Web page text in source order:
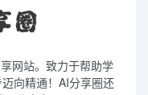
网站。致力于帮助学
向精通！AI分享圈还